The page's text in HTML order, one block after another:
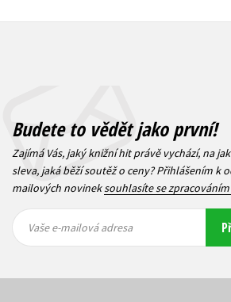
Budete to vědět jako první!
Zajímá Vás, jaký knižní hit právě vychází, na
sleva, jaká běží soutěž o ceny? Přihlášením k
mailových novineksouhlasíte se
mailová
mailová
Vaše e-mailová adresa